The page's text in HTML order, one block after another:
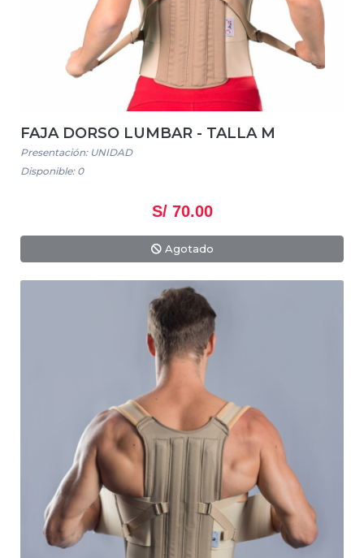
FAJA DORSO LUMBAR - TALLA M
Presentación: UNIDAD
Disponible: 0
S/ 70.00
Agotado